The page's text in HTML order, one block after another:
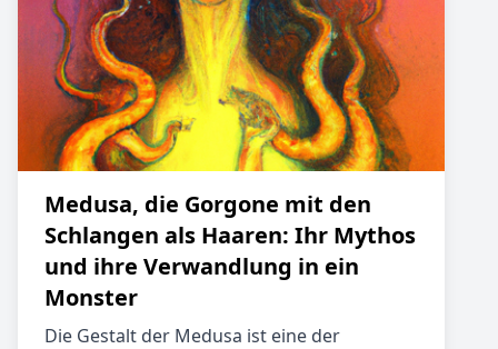
Medusa, die Gorgone mit den
Schlangen als Haaren: Ihr Mythos
und ihre Verwandlung in ein
Monster
Die Gestalt der Medusa ist eine der